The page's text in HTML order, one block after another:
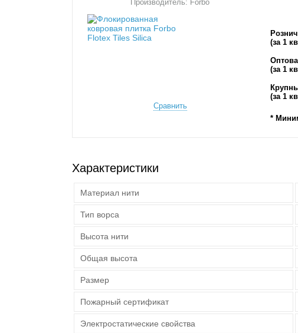
Производитель: Forbo
Сравнить
(за 1
(за 1
(за 1
*
Характеристики
Материал нити
Тип ворса
Высота нити
Общая высота
Размер
Пожарный сертификат
Электростатические свойства